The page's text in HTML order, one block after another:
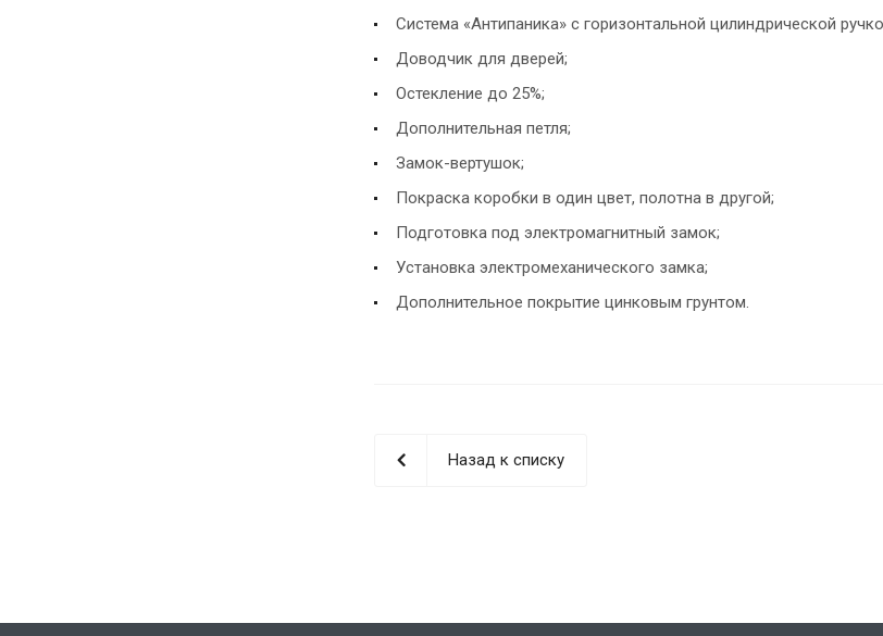
Система «Антипаника» с горизонтальной цилиндрической
Доводчик для дверей;
Остекление до 25%;
Дополнительная петля;
Замок-вертушок;
Покраска коробки в один цвет, полотна в другой;
Подготовка под электромагнитный замок;
Установка электромеханического замка;
Дополнительное покрытие цинковым грунтом.
Назад к списку